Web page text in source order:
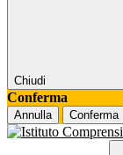
Chiudi
Conferma
Annulla Conferma